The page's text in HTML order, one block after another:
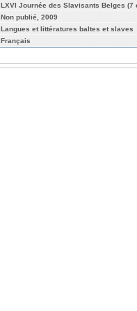
LXVI Journée des Slavisants Belges (7
Non publié, 2009
Langues et littératures baltes et slaves
Français